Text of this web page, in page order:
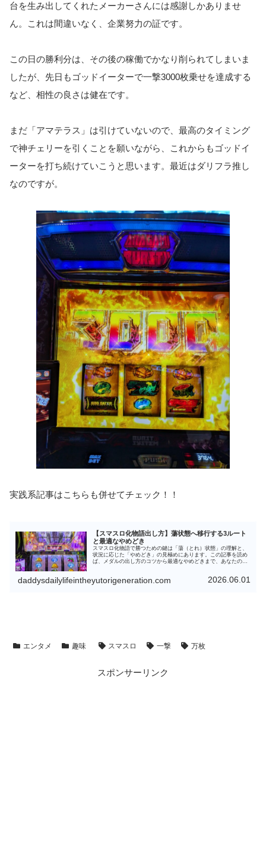
台を生み出してくれたメーカーさんには感謝しかありませ
ん。これは間違いなく、企業努力の証です。
この日の勝利分は、その後の稼働でかなり削られてしまいま
したが、先日もゴッドイーターで一撃3000枚乗せを達成する
など、相性の良さは健在です。
まだ「アマテラス」は引けていないので、最高のタイミング
で神チェリーを引くことを願いながら、これからもゴッドイ
ーターを打ち続けていこうと思います。最近はダリフラ推し
なのですが。
実践系記事はこちらも併せてチェック！！
【スマスロ化物語出し方】蕩状態へ移行する3ルート
と最適なやめどき
スマスロ化物語で勝つための鍵は「蕩（とれ）状態」の理解と、
状況に応じた「やめどき」の見極めにあります。この記事を読め
ば、メダルの出し方のコツから最適なやめどきまで、あなたの立
daddysdailylifeintheyutorigeneration.com 2026.06.01
エンタメ 趣味 スマスロ 一撃 万枚
スポンサーリンク